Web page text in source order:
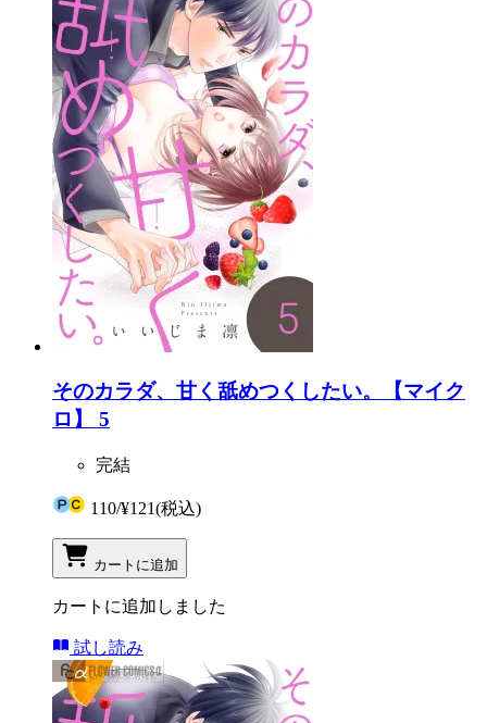
そのカラダ、甘く舐めつくしたい。【マイク
ロ】 5
完結
110/¥121(税込)
カートに追加
カートに追加しました
試し読み